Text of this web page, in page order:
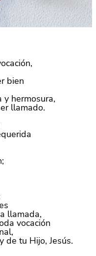
bien
hermosura,
llamado.
llamada,
vocación
de tu Hijo, Jesús.